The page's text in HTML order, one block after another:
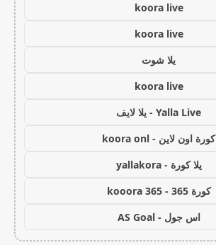
koora live
koora live
يلا شوت
koora live
Yalla Live - يلا لايف
كورة اون لاين - koora onl
يلا كورة - yallakora
كورة 365 - kooora 365
اس جول - AS Goal